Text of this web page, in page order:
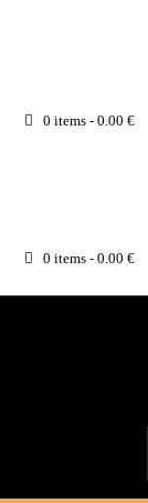
0 items - 0.00 €
0 items - 0.00 €